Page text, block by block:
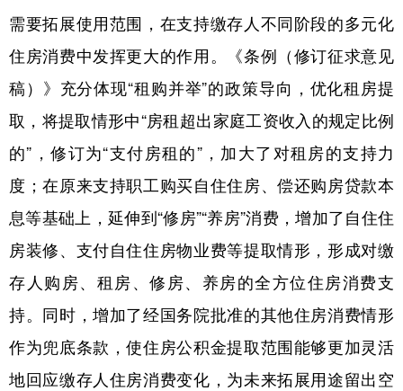
陕西 甘肃 青海 宁夏
新疆 内蒙古 黑龙江
多语种频道
English Español عربى
Deutsch Português
需要拓展使用范围，在支持缴存人不同阶段的多元化
住房消费中发挥更大的作用。《条例（修订征求意见
稿）》充分体现“租购并举”的政策导向，优化租房提
取，将提取情形中“房租超出家庭工资收入的规定比例
的”，修订为“支付房租的”，加大了对租房的支持力
度；在原来支持职工购买自住住房、偿还购房贷款本
息等基础上，延伸到“修房”“养房”消费，增加了自住住
房装修、支付自住住房物业费等提取情形，形成对缴
存人购房、租房、修房、养房的全方位住房消费支
持。同时，增加了经国务院批准的其他住房消费情形
作为兜底条款，使住房公积金提取范围能够更加灵活
地回应缴存人住房消费变化，为未来拓展用途留出空